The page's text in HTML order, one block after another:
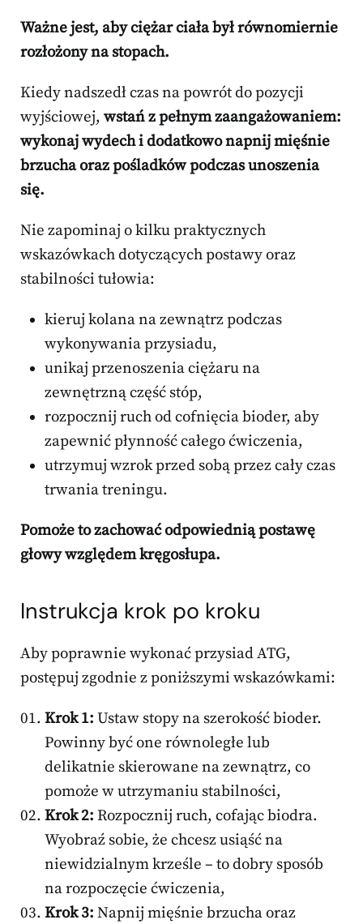
Ważne jest, aby ciężar ciała był równomiernie
rozłożony na stopach.
Kiedy nadszedł czas na powrót do pozycji
wyjściowej, wstań z pełnym zaangażowaniem:
wykonaj wydech i dodatkowo napnij mięśnie
brzucha oraz pośladków podczas unoszenia
się.
Nie zapominaj o kilku praktycznych
wskazówkach dotyczących postawy oraz
stabilności tułowia:
kieruj kolana na zewnątrz podczas
wykonywania przysiadu,
unikaj przenoszenia ciężaru na
zewnętrzną część stóp,
rozpocznij ruch od cofnięcia bioder, aby
zapewnić płynność całego ćwiczenia,
utrzymuj wzrok przed sobą przez cały czas
trwania treningu.
Pomoże to zachować odpowiednią postawę
głowy względem kręgosłupa.
Instrukcja krok po kroku
Aby poprawnie wykonać przysiad ATG,
postępuj zgodnie z poniższymi wskazówkami:
Krok 1: Ustaw stopy na szerokość bioder.
Powinny być one równoległe lub
delikatnie skierowane na zewnątrz, co
pomoże w utrzymaniu stabilności,
Krok 2: Rozpocznij ruch, cofając biodra.
Wyobraź sobie, że chcesz usiąść na
niewidzialnym krześle – to dobry sposób
na rozpoczęcie ćwiczenia,
Krok 3: Napnij mięśnie brzucha oraz